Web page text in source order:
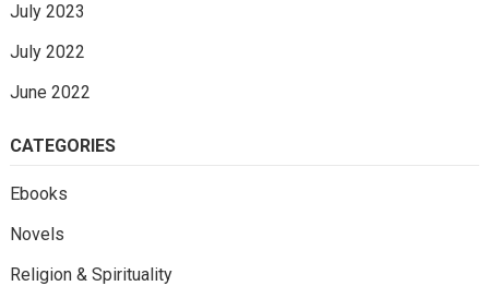
July 2023
July 2022
June 2022
CATEGORIES
Ebooks
Novels
Religion & Spirituality